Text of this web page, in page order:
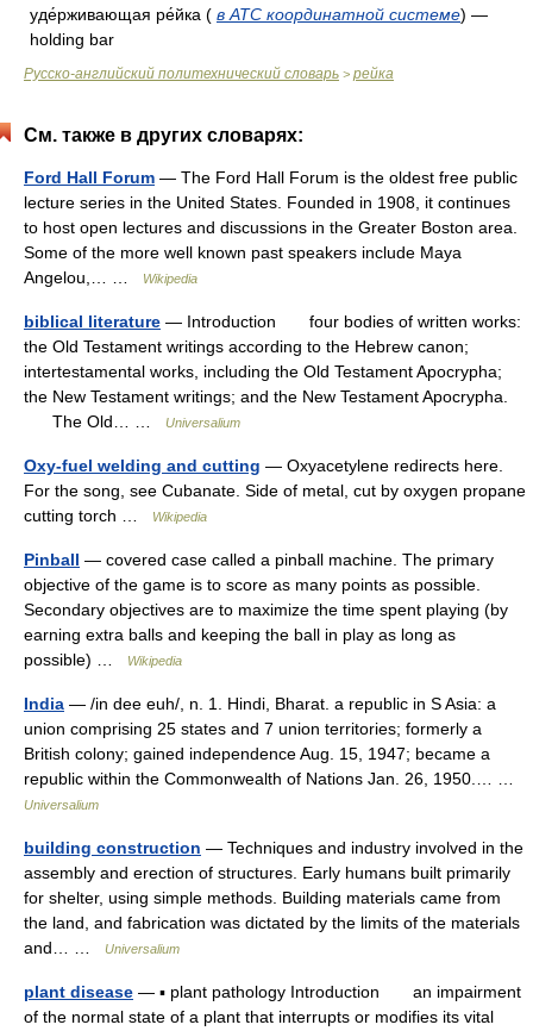
уде́рживающая ре́йка ( в АТС координатной системе) —
holding bar
Русско-английский политехнический словарь > рейка
См. также в других словарях:
Ford Hall Forum — The Ford Hall Forum is the oldest free public
lecture series in the United States. Founded in 1908, it continues
to host open lectures and discussions in the Greater Boston area.
Some of the more well known past speakers include Maya
Angelou,… …
Wikipedia
biblical literature — Introduction four bodies of written works:
the Old Testament writings according to the Hebrew canon;
intertestamental works, including the Old Testament Apocrypha;
the New Testament writings; and the New Testament Apocrypha.
The Old… …
Universalium
Oxy-fuel welding and cutting — Oxyacetylene redirects here.
For the song, see Cubanate. Side of metal, cut by oxygen propane
cutting torch …
Wikipedia
Pinball — covered case called a pinball machine. The primary
objective of the game is to score as many points as possible.
Secondary objectives are to maximize the time spent playing (by
earning extra balls and keeping the ball in play as long as
possible) …
Wikipedia
India — /in dee euh/, n. 1. Hindi, Bharat. a republic in S Asia: a
union comprising 25 states and 7 union territories; formerly a
British colony; gained independence Aug. 15, 1947; became a
republic within the Commonwealth of Nations Jan. 26, 1950.… …
Universalium
building construction — Techniques and industry involved in the
assembly and erection of structures. Early humans built primarily
for shelter, using simple methods. Building materials came from
the land, and fabrication was dictated by the limits of the materials
and… …
Universalium
plant disease — ▪ plant pathology Introduction an impairment
of the normal state of a plant that interrupts or modifies its vital